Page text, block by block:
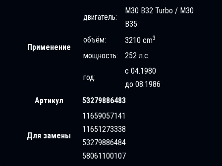
Применение
двигатель:
M30 B32 Turbo / M30
B35
объём:
3210 cm3
мощность: 252 л.с.
год:
с 04.1980
до 08.1986
Артикул
53279886483
Для замены
11659057141
11651273338
53279886484
58061100107